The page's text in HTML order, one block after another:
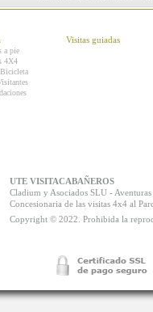
a pie
4X4
Visitas guiadas
UTE VISITACABAÑEROS
Cladium y Asociados SLU -
Concesionaria de las visitas 4x4 al
Copyright © 2022. Prohibida la